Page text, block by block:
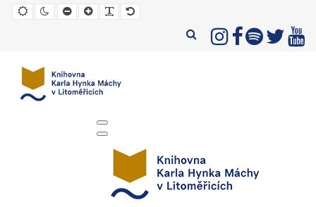
Default
mode
Night
mode
Set
smaller
Set
larger
Make
font
Set
default